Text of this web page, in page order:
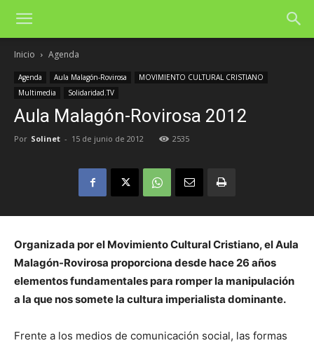
Inicio Agenda
Agenda Aula Malagón-Rovirosa
MOVIMIENTO CULTURAL CRISTIANO
Multimedia
Solidaridad.TV
Aula Malagón-Rovirosa 2012
Por Solinet - 15 de junio de 2012 2535
Organizada por el Movimiento Cultural Cristiano, el Aula
Malagón-Rovirosa proporciona desde hace 26 años
elementos fundamentales para romper la manipulación
a la que nos somete la cultura imperialista dominante.
Frente a los medios de comunicación social, las formas